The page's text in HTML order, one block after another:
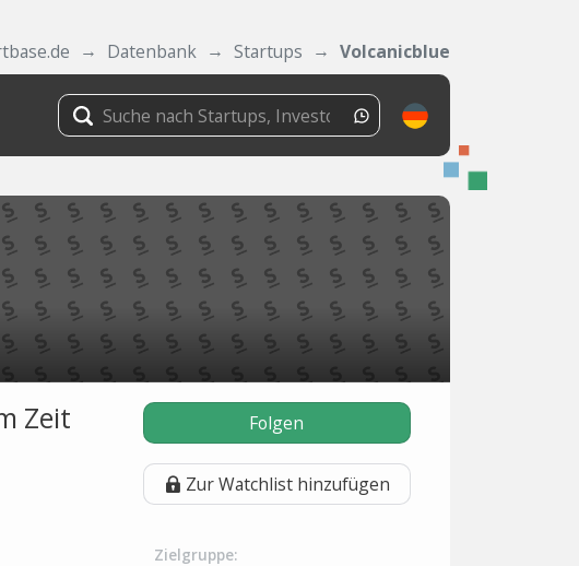
Datenbank Startups Volcanicblue
Zeit
Folgen
Zur Watchlist hinzufügen
Zielgruppe: